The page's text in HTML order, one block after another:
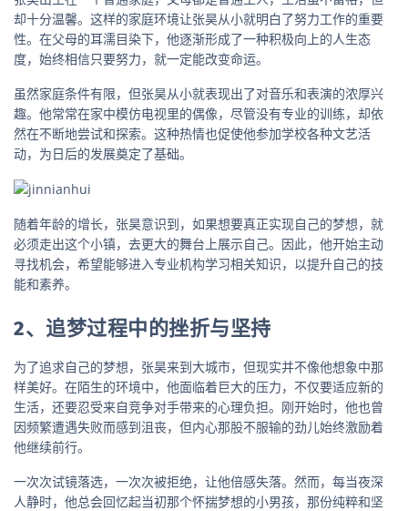
却十分温馨。这样的家庭环境让张昊从小就明白了努力工作的重要
性。在父母的耳濡目染下，他逐渐形成了一种积极向上的人生态
度，始终相信只要努力，就一定能改变命运。
虽然家庭条件有限，但张昊从小就表现出了对音乐和表演的浓厚兴
趣。他常常在家中模仿电视里的偶像，尽管没有专业的训练，却依
然在不断地尝试和探索。这种热情也促使他参加学校各种文艺活
动，为日后的发展奠定了基础。
随着年龄的增长，张昊意识到，如果想要真正实现自己的梦想，就
必须走出这个小镇，去更大的舞台上展示自己。因此，他开始主动
寻找机会，希望能够进入专业机构学习相关知识，以提升自己的技
能和素养。
2、追梦过程中的挫折与坚持
为了追求自己的梦想，张昊来到大城市，但现实并不像他想象中那
样美好。在陌生的环境中，他面临着巨大的压力，不仅要适应新的
生活，还要忍受来自竞争对手带来的心理负担。刚开始时，他也曾
因频繁遭遇失败而感到沮丧，但内心那股不服输的劲儿始终激励着
他继续前行。
一次次试镜落选，一次次被拒绝，让他倍感失落。然而，每当夜深
人静时，他总会回忆起当初那个怀揣梦想的小男孩，那份纯粹和坚